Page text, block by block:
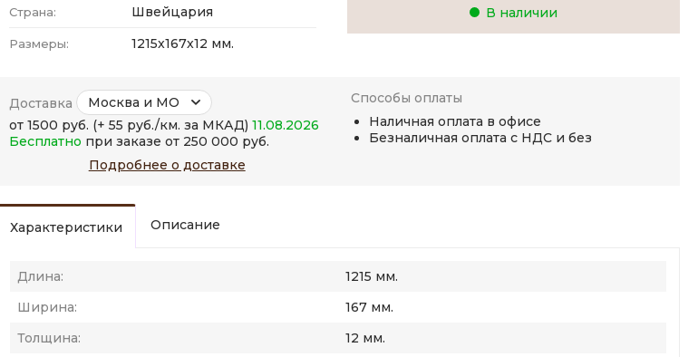
Страна: Швейцария
Размеры: 1215x167x12 мм.
В наличии
Доставка
Москва и МО
от 1500 руб. (+ 55 руб./км. за МКАД) 11.08.2026
Бесплатно при заказе от 250 000 руб.
Подробнее о доставке
Способы оплаты
Наличная оплата в офисе
Безналичная оплата с НДС и без
Характеристики Описание
Длина:
1215 мм.
Ширина:
167 мм.
Толщина:
12 мм.